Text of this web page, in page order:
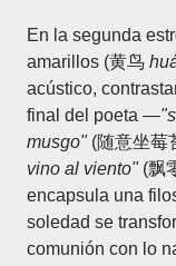
En la segunda
amarillos (黄鸟
acústico,
final del poeta —
musgo"(随意坐莓
vino al viento"(飘
encapsula una
soledad se
comunión con lo